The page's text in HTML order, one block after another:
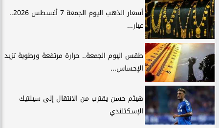
أسعار الذهب اليوم الجمعة 7 أغسطس 2026..
عيار...
طقس اليوم الجمعة.. حرارة مرتفعة ورطوبة تزيد
الإحساس...
هيثم حسن يقترب من الانتقال إلى سيلتيك
الإسكتلندي